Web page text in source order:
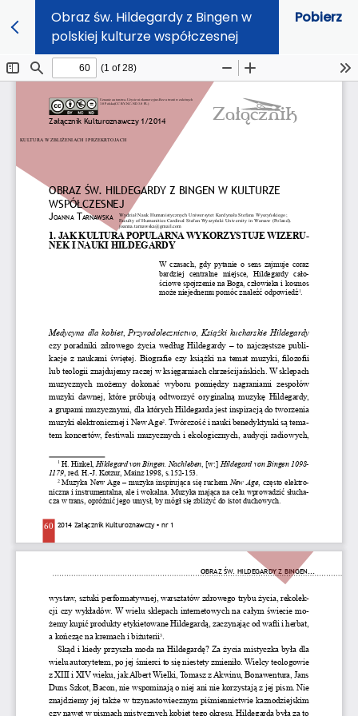
Obraz św. Hildegardy z Bingen w
polskiej kulturze współczesnej
Pobierz